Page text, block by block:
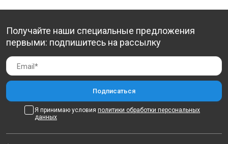
Получайте наши специальные предложения
первыми: подпишитесь на рассылку
Я принимаю условия политики обработки персональных
данных